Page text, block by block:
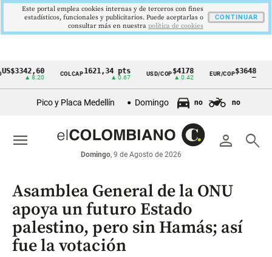
Cintillo
económicos
Colombia
COLCAP1621,34 pts USD/COP$4178
▲ 0.42
EUR/COP$3648
—
Pico y Placa Medellín Domingo no no
person search
Domingo, 9 de Agosto de 2026
menu
Asamblea General de la ONU
apoya un futuro Estado
palestino, pero sin Hamás; así
fue la votación
Este portal emplea cookies internas y de terceros con fines
estadísticos, funcionales y publicitarios. Puede aceptarlas o
consultar más en nuestra politica de cookies
CONTINUAR